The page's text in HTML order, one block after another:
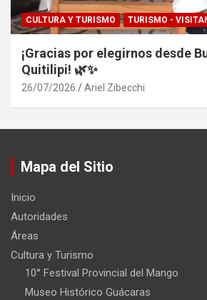
CULTURA Y TURISMO TURISMO -
¡Gracias por elegirnos desde
Quitilipi! 🌿✨
26/07/2026 Ariel Zibecchi
Mapa del Sitio
Inicio
Autoridades
Áreas
Cultura y Turismo
10° Festival Provincial del Mango
Museo Histórico Guácaras